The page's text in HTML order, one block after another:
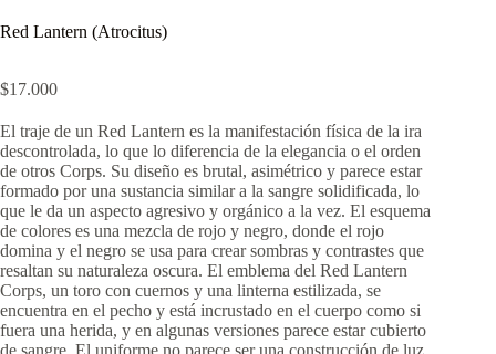
Red Lantern (Atrocitus)
$17.000
El traje de un Red Lantern es la manifestación física de la ira
descontrolada, lo que lo diferencia de la elegancia o el orden
de otros Corps. Su diseño es brutal, asimétrico y parece estar
formado por una sustancia similar a la sangre solidificada, lo
que le da un aspecto agresivo y orgánico a la vez. El esquema
de colores es una mezcla de rojo y negro, donde el rojo
domina y el negro se usa para crear sombras y contrastes que
resaltan su naturaleza oscura. El emblema del Red Lantern
Corps, un toro con cuernos y una linterna estilizada, se
encuentra en el pecho y está incrustado en el cuerpo como si
fuera una herida, y en algunas versiones parece estar cubierto
de sangre. El uniforme no parece ser una construcción de luz,